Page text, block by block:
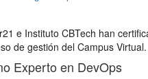
e Instituto CBTech han
de gestión del Campus Virtual.
Experto en DevOps